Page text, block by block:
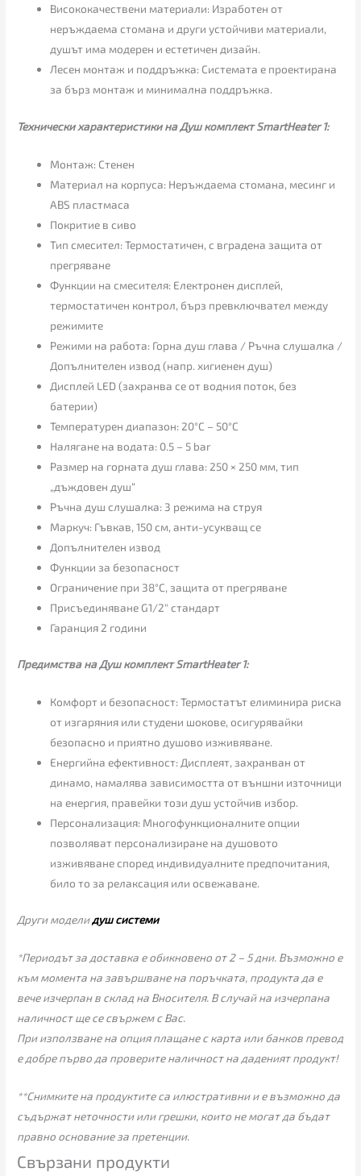
Висококачествени материали: Изработен от
неръждаема стомана и други устойчиви материали,
душът има модерен и естетичен дизайн.
Лесен монтаж и поддръжка: Системата е проектирана
за бърз монтаж и минимална поддръжка.
Технически характеристики на Душ комплект SmartHeater 1:
Монтаж: Стенен
Материал на корпуса: Неръждаема стомана, месинг и
ABS пластмаса
Покритие в сиво
Тип смесител: Термостатичен, с вградена защита от
прегряване
Функции на смесителя: Електронен дисплей,
термостатичен контрол, бърз превключвател между
режимите
Режими на работа: Горна душ глава / Ръчна слушалка /
Допълнителен извод (напр. хигиенен душ)
Дисплей LED (захранва се от водния поток, без
батерии)
Температурен диапазон: 20°C – 50°C
Налягане на водата: 0.5 – 5 bar
Размер на горната душ глава: 250 × 250 мм, тип
„дъждовен душ“
Ръчна душ слушалка: 3 режима на струя
Маркуч: Гъвкав, 150 см, анти-усукващ се
Допълнителен извод
Функции за безопасност
Ограничение при 38°C, защита от прегряване
Присъединяване G1/2″ стандарт
Гаранция 2 години
Предимства на Душ комплект SmartHeater 1:
Комфорт и безопасност: Термостатът елиминира риска
от изгаряния или студени шокове, осигурявайки
безопасно и приятно душово изживяване.
Енергийна ефективност: Дисплеят, захранван от
динамо, намалява зависимостта от външни източници
на енергия, правейки този душ устойчив избор.
Персонализация: Многофункционалните опции
позволяват персонализиране на душовото
изживяване според индивидуалните предпочитания,
било то за релаксация или освежаване.
Други моделидуш системи
*Периодът за доставка е обикновено от 2 – 5 дни. Възможно е
към момента на завършване на поръчката, продукта да е
вече изчерпан в склад на Вносителя. В случай на изчерпана
наличност ще се свържем с Вас.
При използване на опция плащане с карта или банков превод
е добре първо да проверите наличност на даденият продукт!
**Снимките на продуктите са илюстративни и е възможно да
съдържат неточности или грешки, които не могат да бъдат
правно основание за претенции.
Свързани продукти